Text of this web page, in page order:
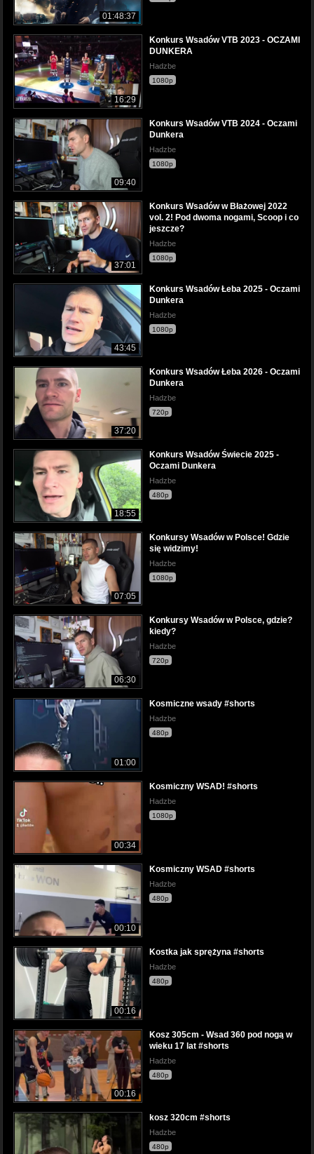
01:48:37
16:29
Konkurs Wsadów VTB 2023 - OCZAMI
DUNKERA
Hadzbe
1080p
09:40
Konkurs Wsadów VTB 2024 - Oczami
Dunkera
Hadzbe
1080p
37:01
Konkurs Wsadów w Błażowej 2022
vol. 2! Pod dwoma nogami, Scoop i co
jeszcze?
Hadzbe
1080p
43:45
Konkurs Wsadów Łeba 2025 - Oczami
Dunkera
Hadzbe
1080p
37:20
Konkurs Wsadów Łeba 2026 - Oczami
Dunkera
Hadzbe
720p
18:55
Konkurs Wsadów Świecie 2025 -
Oczami Dunkera
Hadzbe
480p
07:05
Konkursy Wsadów w Polsce! Gdzie
się widzimy!
Hadzbe
1080p
06:30
Konkursy Wsadów w Polsce, gdzie?
kiedy?
Hadzbe
720p
01:00
Kosmiczne wsady #shorts
Hadzbe
480p
00:34
Kosmiczny WSAD! #shorts
Hadzbe
1080p
00:10
Kosmiczny WSAD #shorts
Hadzbe
480p
00:16
Kostka jak sprężyna #shorts
Hadzbe
480p
00:16
Kosz 305cm - Wsad 360 pod nogą w
wieku 17 lat #shorts
Hadzbe
480p
kosz 320cm #shorts
Hadzbe
480p